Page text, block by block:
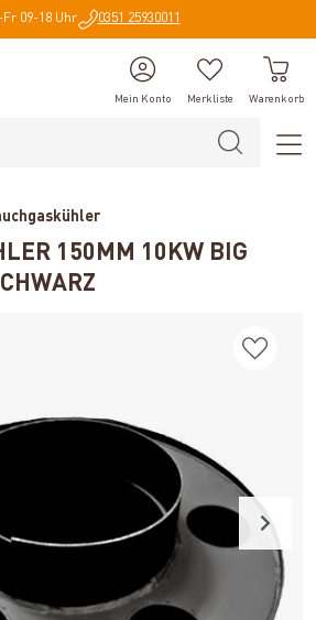
Fr 09-18 Uhr 0351 25930011
Mein Konto Merkliste Warenkorb
150MM 10KW BIG